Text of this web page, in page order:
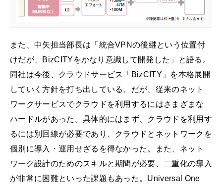
また、中矢担当部長は「統合VPNの後継という位置付
けだが、BizCITYをかなり意識して開発した」と語る。
同社は今後、クラウドサービス「BizCITY」を本格展開
していく方針を打ち出している。だが、従来のネット
ワークサービスでクラウドを利用するにはさまざまな
ハードルがあった。具体的にはまず、クラウドを利用す
るには別回線が必要であり、クラウドとネットワークを
個別に導入・運用せざるを得なかった。また、ネット
ワーク設計のためのスキルと期間が必要、二重化の導入
が非常に困難といった課題もあった。Universal One